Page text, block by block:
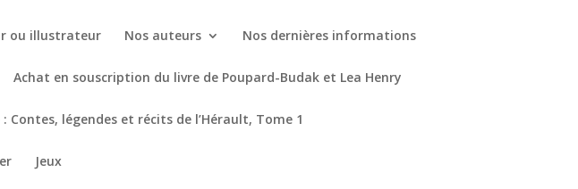
ou illustrateur Nos auteurs Nos dernières informations
Achat en souscription du livre de Poupard-Budak et Lea Henry
Contes, légendes et récits de l’Hérault, Tome 1
Jeux